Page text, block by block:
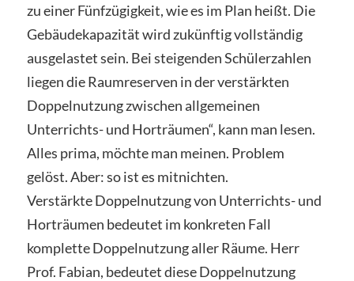
zu einer Fünfzügigkeit, wie es im Plan heißt. Die
Gebäudekapazität wird zukünftig vollständig
ausgelastet sein. Bei steigenden Schülerzahlen
liegen die Raumreserven in der verstärkten
Doppelnutzung zwischen allgemeinen
Unterrichts- und Horträumen“, kann man lesen.
Alles prima, möchte man meinen. Problem
gelöst. Aber: so ist es mitnichten.
Verstärkte Doppelnutzung von Unterrichts- und
Horträumen bedeutet im konkreten Fall
komplette Doppelnutzung aller Räume. Herr
Prof. Fabian, bedeutet diese Doppelnutzung